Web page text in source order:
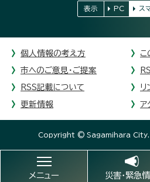
表示 PC ス
個人情報の考え方 こ
市へのご意見・ご提案
RSS記載について リ
更新情報 ア
Copyright © Sagamihara City.
メニュー 災害・緊急